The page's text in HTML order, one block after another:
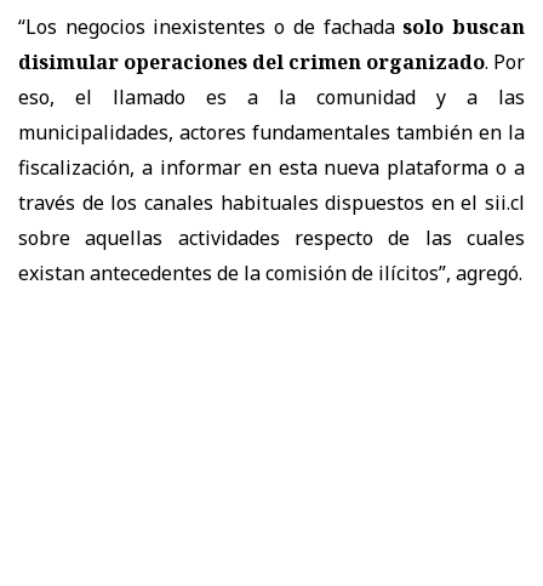
“Los negocios inexistentes o de fachadasolo buscan
disimular operaciones del crimen organizado. Por
eso, el llamado es a la comunidad y a las
municipalidades, actores fundamentales también en la
fiscalización, a informar en esta nueva plataforma o a
través de los canales habituales dispuestos en el sii.cl
sobre aquellas actividades respecto de las cuales
existan antecedentes de la comisión de ilícitos”, agregó.